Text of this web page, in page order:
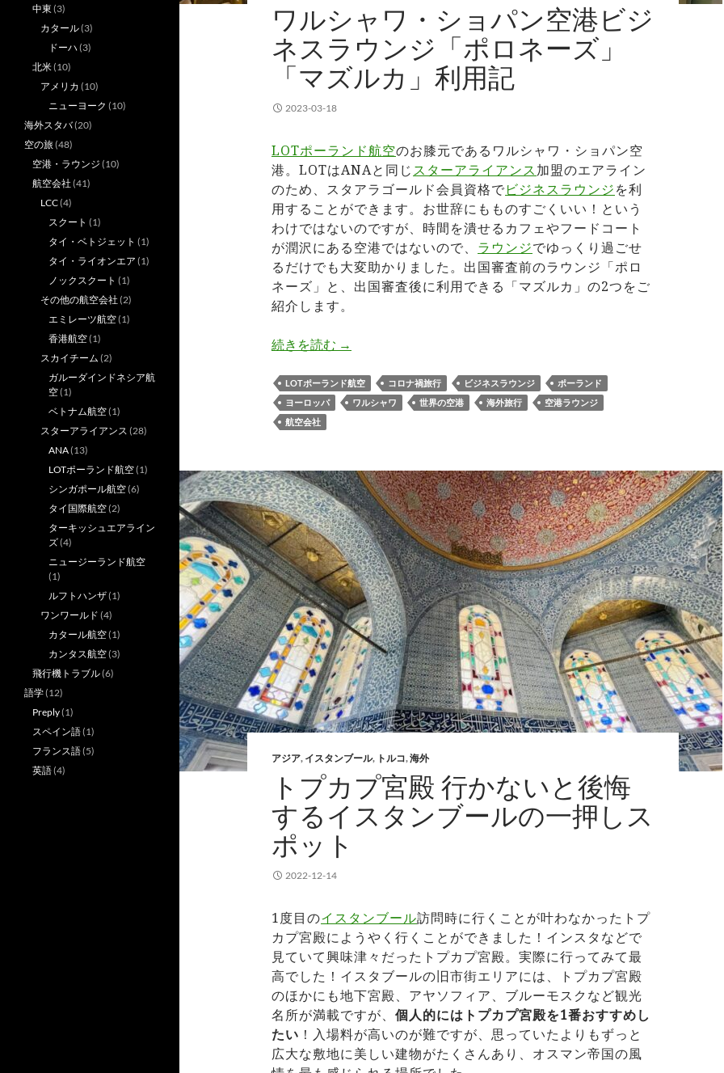
ワルシャワ・ショパン空港ビジ
ネスラウンジ「ポロネーズ」
「マズルカ」利用記
2023-03-18
LOTポーランド航空のお膝元であるワルシャワ・ショパン空
港。LOTはANAと同じスターアライアンス加盟のエアライン
のため、スタアラゴールド会員資格でビジネスラウンジを利
用することができます。お世辞にもものすごくいい！という
わけではないのですが、時間を潰せるカフェやフードコート
が潤沢にある空港ではないので、 ラウンジでゆっくり過ごせ
るだけでも大変助かりました。出国審査前のラウンジ「ポロ
ネーズ」と、出国審査後に利用できる「マズルカ」の2つをご
紹介します。
続きを読む ワルシャワ・ショパン空港ビジネスラウンジ「ポロネーズ」「マズ
→
LOTポーランド航空 コロナ禍旅行 ビジネスラウンジ
ポーランド
ヨーロッパ
ワルシャワ 世界の空港 海外旅行
空港ラウンジ
航空会社
アジア, イスタンブール, トルコ,海外
トプカプ宮殿 行かないと後悔
するイスタンブールの一押しス
ポット
2022-12-14
1度目のイスタンブール訪問時に行くことが叶わなかったトプ
カプ宮殿にようやく行くことができました！インスタなどで
見ていて興味津々だったトプカプ宮殿。実際に行ってみて最
高でした！イスタブールの旧市街エリアには、トプカプ宮殿
のほかにも地下宮殿、アヤソフィア、ブルーモスクなど観光
名所が満載ですが、 個人的にはトプカプ宮殿を1番おすすめし
たい ！入場料が高いのが難ですが、思っていたよりもずっと
広大な敷地に美しい建物がたくさんあり、オスマン帝国の風
中東 (3)
カタール(3)
ドーハ(3)
北米(10)
アメリカ (10)
ニューヨーク (10)
海外スタバ(20)
空の旅(48)
空港・ラウンジ (10)
航空会社 (41)
LCC(4)
スクート (1)
タイ・ベトジェット (1)
タイ・ライオンエア (1)
ノックスクート (1)
その他の航空会社 (2)
エミレーツ航空(1)
香港航空(1)
スカイチーム (2)
ガルーダインドネシア航
空(1)
ベトナム航空(1)
スターアライアンス (28)
ANA(13)
LOTポーランド航空(1)
シンガポール航空(6)
タイ国際航空(2)
ターキッシュエアライン
ズ(4)
ニュージーランド航空
(1)
ルフトハンザ(1)
ワンワールド (4)
カタール航空(1)
カンタス航空(3)
飛行機トラブル(6)
語学(12)
Preply(1)
スペイン語(1)
フランス語(5)
英語(4)